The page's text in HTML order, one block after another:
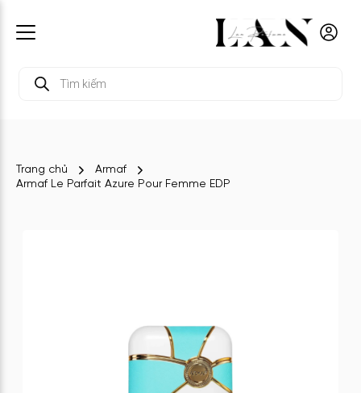
kiếm
Trang chủ
Armaf
Armaf Le Parfait Azure Pour Femme EDP